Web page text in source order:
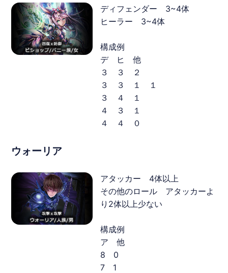
ディフェンダー 3~4体
ヒーラー 3~4体
構成例
デ ヒ 他
３ ３ ２
３ ３ １ １
３ ４ １
４ ３ １
４ ４ ０
ウォーリア
アタッカー 4体以上
その他のロール アタッカーよ
り2体以上少ない
構成例
ア 他
8 0
7 1